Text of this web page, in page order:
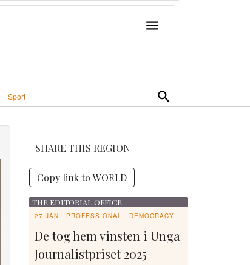
Sport
SHARE THIS REGION
Copy link to WORLD
THE EDITORIAL OFFICE
27 JAN PROFESSIONAL DEMOCRACY
De tog hem vinsten i Unga
Journalistpriset 2025